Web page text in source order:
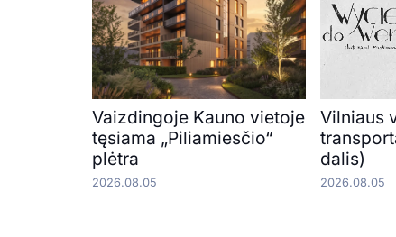
Vaizdingoje Kauno vietoje
tęsiama „Piliamiesčio“
plėtra
2026.08.05
Vilniaus
dalis)
2026.08.05